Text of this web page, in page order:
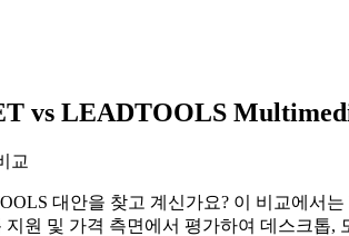
vs LEADTOOLS
교
대안을 찾고 계신가요? 이 비교에서
원 및 가격 측면에서 평가하여 데스크톱